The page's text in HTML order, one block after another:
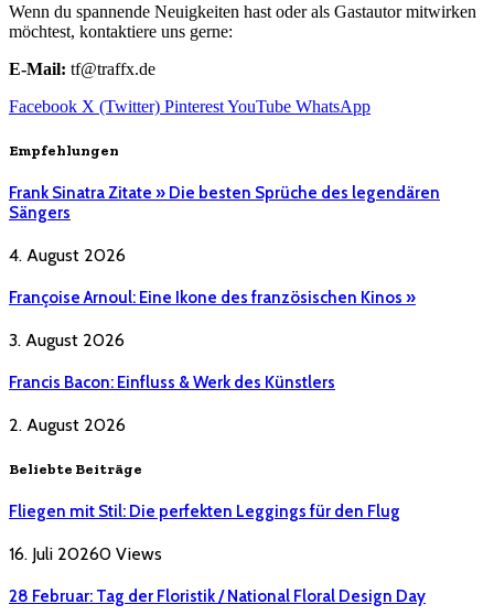
Wenn du spannende Neuigkeiten hast oder als Gastautor mitwirken
möchtest, kontaktiere uns gerne:
E-Mail: tf@traffx.de
Facebook X (Twitter) PinterestYouTube WhatsApp
Empfehlungen
Frank Sinatra Zitate » Die besten Sprüche des legendären
Sängers
4. August 2026
Françoise Arnoul: Eine Ikone des französischen Kinos »
3. August 2026
Francis Bacon: Einfluss & Werk des Künstlers
2. August 2026
Beliebte Beiträge
Fliegen mit Stil: Die perfekten Leggings für den Flug
16. Juli 20260 Views
28 Februar: Tag der Floristik / National Floral Design Day